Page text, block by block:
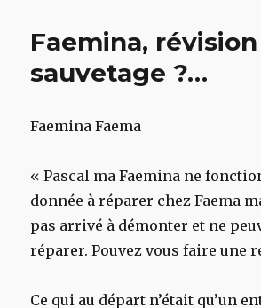
Faemina,
sauvetage ?…
Faemina Faema
« Pascal ma Faemina ne
donnée à réparer chez Faema
pas arrivé à démonter et ne
réparer. Pouvez vous faire une
Ce qui au départ n’était qu’un